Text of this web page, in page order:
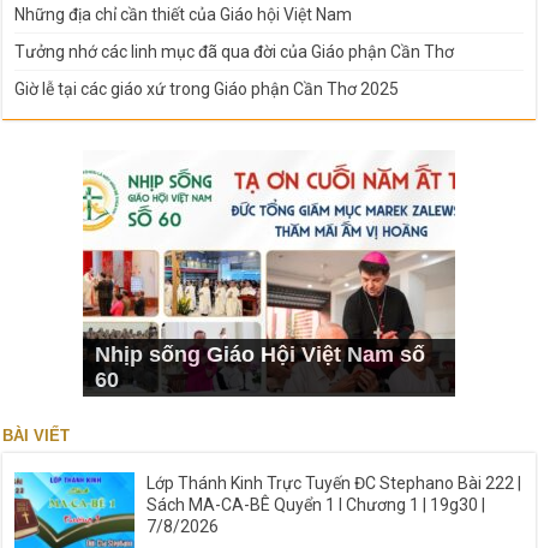
Những địa chỉ cần thiết của Giáo hội Việt Nam
Tưởng nhớ các linh mục đã qua đời của Giáo phận Cần Thơ
Giờ lễ tại các giáo xứ trong Giáo phận Cần Thơ 2025
Nhịp sống Giáo Hội Việt Nam số
60
BÀI VIẾT
Lớp Thánh Kinh Trực Tuyến ĐC Stephano Bài 222 |
Sách MA-CA-BÊ Quyển 1 I Chương 1 | 19g30 |
7/8/2026